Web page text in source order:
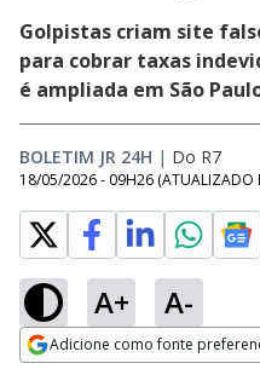
Golpistas criam site
para cobrar taxas
é ampliada em São
BOLETIM JR 24H | Do R7
18/05/2026 - 09H26 (ATUALIZADO
A+ A-
Adicione como fonte
Ativar
Loaded
26.60%